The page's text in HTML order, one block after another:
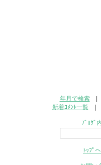
年月で検索|
新着ｺﾒﾝﾄ一覧|
ﾌﾞﾛｸﾞ
ﾄｯﾌﾟ